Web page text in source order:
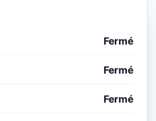
Fermé
Fermé
Fermé